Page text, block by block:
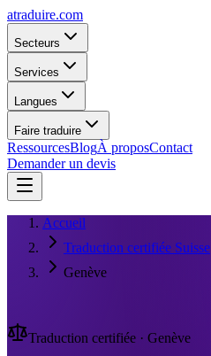
atraduire.com
Secteurs
Services
Langues
Faire traduire
RessourcesBlogÀ proposContact
Demander un devis
Accueil
Traduction certifiée Suisse
Genève
Traduction certifiée · Genève